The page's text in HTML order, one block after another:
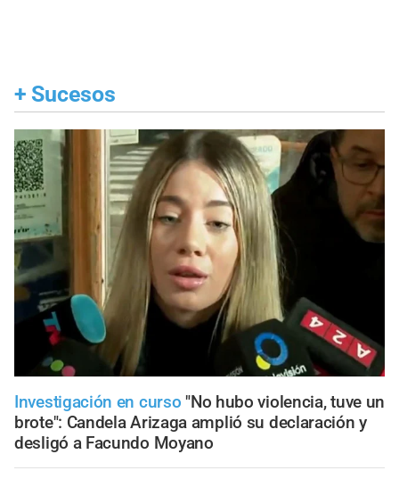
+ Sucesos
Investigación en curso "No hubo violencia, tuve un
brote": Candela Arizaga amplió su declaración y
desligó a Facundo Moyano